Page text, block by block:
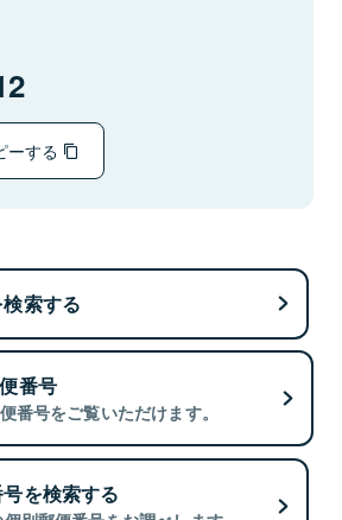
ーする
索する
番号
番号をご覧いただけます。
を検索する